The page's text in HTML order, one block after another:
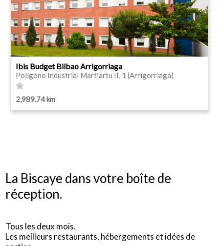
Ibis Budget Bilbao Arrigorriaga
Polígono Industrial Martiartu II, 1 (Arrigorriaga)
2,989.74 km
La Biscaye dans votre boîte de
réception.
Tous les deux mois.
Les meilleurs restaurants, hébergements et idées de